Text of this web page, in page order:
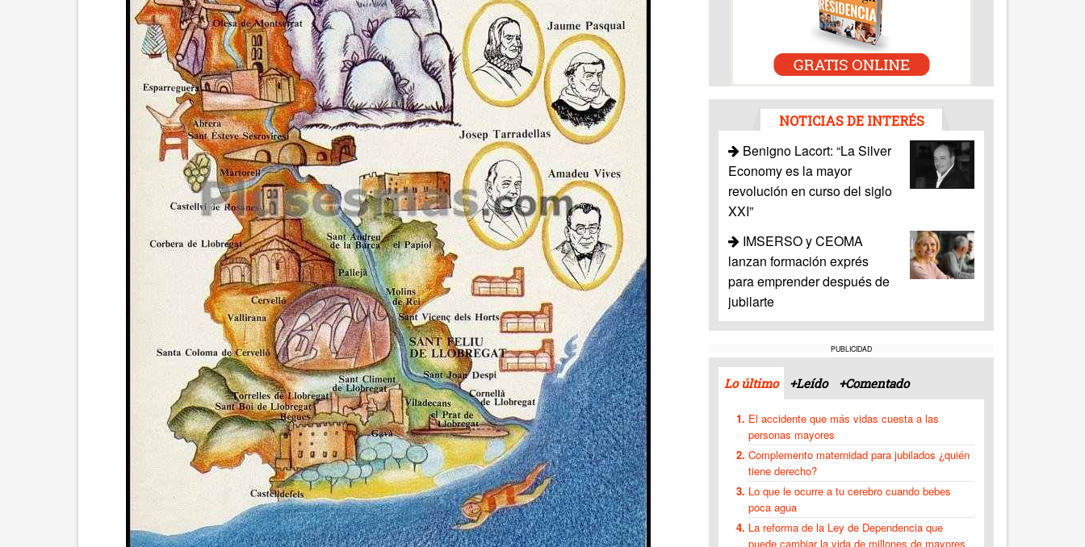
NOTICIAS DE INTERÉS
Benigno Lacort: “La Silver
Economy es la mayor
revolución en curso del siglo
XXI”
IMSERSO y CEOMA
lanzan formación exprés
para emprender después de
jubilarte
PUBLICIDAD
Lo último +Leído +Comentado
El accidente que más vidas cuesta a las
personas mayores
Complemento maternidad para jubilados ¿quién
tiene derecho?
Lo que le ocurre a tu cerebro cuando bebes
poca agua
La reforma de la Ley de Dependencia que
puede cambiar la vida de millones de mayores